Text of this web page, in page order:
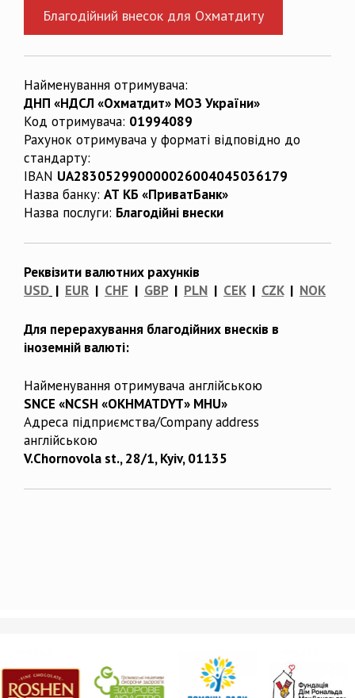
Благодійний внесок для Охматдиту
Найменування отримувача:
ДНП «НДСЛ «Охматдит» МОЗ України»
Код отримувача: 01994089
Рахунок отримувача у форматі відповідно до
стандарту:
IBAN UA283052990000026004045036179
Назва банку: АТ КБ «ПриватБанк»
Назва послуги: Благодійні внески
Реквізити валютних рахунків
USD | EUR | CHF | GBP| PLN | CEK| CZK| NOK
Для перерахування благодійних внесків в
іноземній валюті:
Найменування отримувача англійською
SNCE «NCSH «OKHMATDYT» MHU»
Адреса підприємства/Company address
англійською
V.Chornovola st., 28/1, Kyiv, 01135